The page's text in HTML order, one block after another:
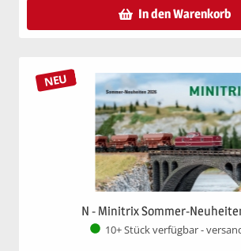
In den Warenkorb
NEU
N - Minitrix Sommer-
10+ Stück verfügbar -